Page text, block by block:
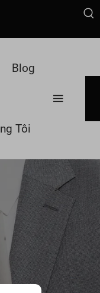
Blog
Tôi